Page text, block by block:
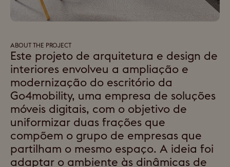
ABOUT THE PROJECT
Este projeto de arquitetura e design de
interiores envolveu a ampliação e
modernização do escritório da
Go4mobility, uma empresa de soluções
móveis digitais, com o objetivo de
uniformizar duas frações que
compõem o grupo de empresas que
partilham o mesmo espaço. A ideia foi
adaptar o ambiente às dinâmicas de